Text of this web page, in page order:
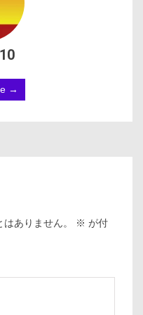
→
ありません。 ※ が付